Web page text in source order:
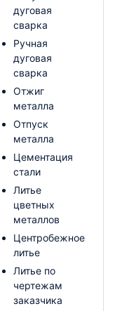
дуговая
сварка
Ручная
дуговая
сварка
Отжиг
металла
Отпуск
металла
Цементация
стали
Литье
цветных
металлов
Центробежное
литье
Литье по
чертежам
заказчика